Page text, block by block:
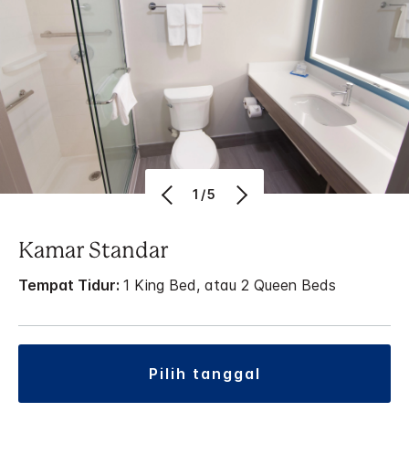
1/5
Kamar Standar
Tempat Tidur: 1 King Bed, atau 2 Queen Beds
pilih tanggal